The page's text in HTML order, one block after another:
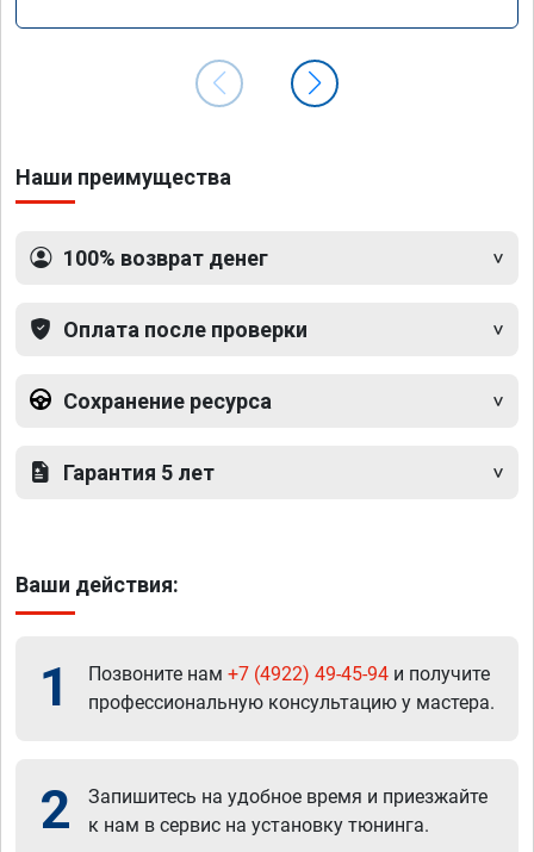
Наши преимущества
100% возврат денег
Оплата после проверки
Сохранение ресурса
Гарантия 5 лет
Ваши действия:
1 Позвоните нам +7 (4922) 49-45-94 и получите
профессиональную консультацию у мастера.
2
Запишитесь на удобное время и приезжайте
к нам в сервис на установку тюнинга.